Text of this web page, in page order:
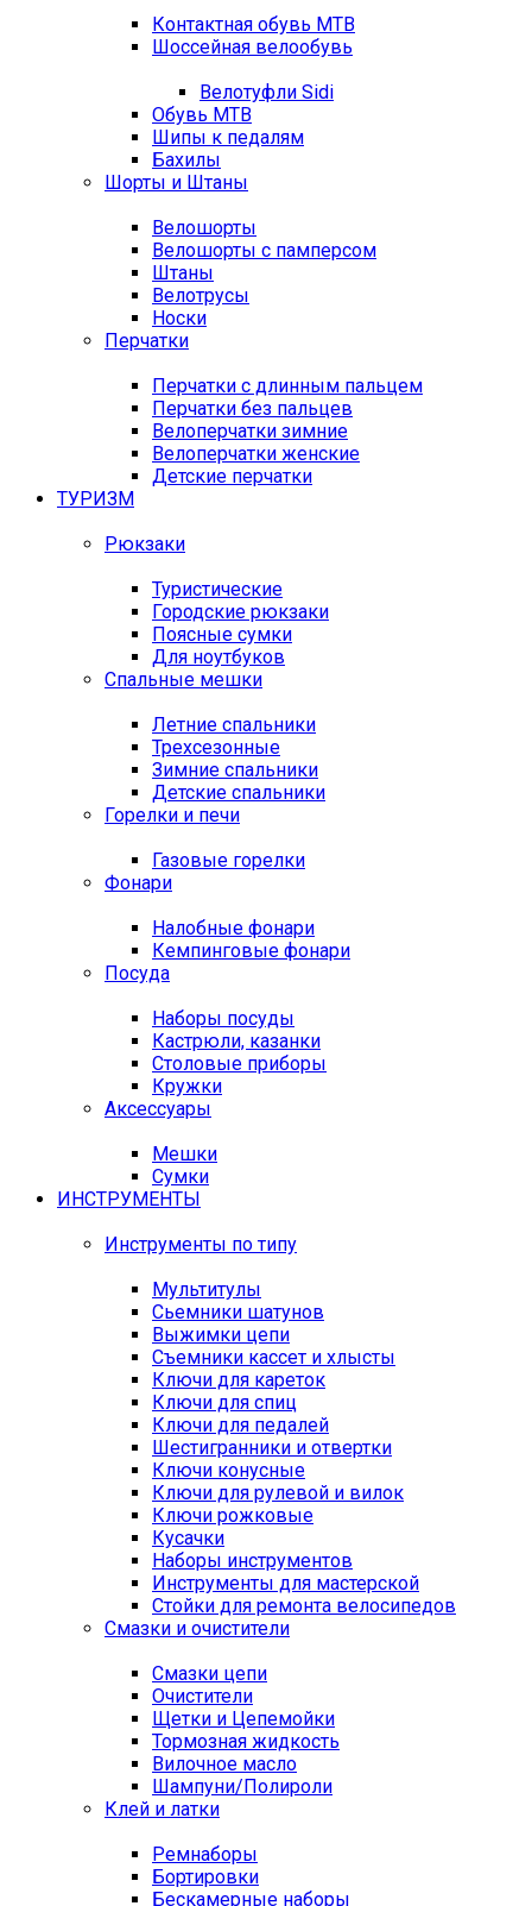
Контактная обувь MTB
Шоссейная велообувь
Велотуфли Sidi
Обувь MTB
Шипы к педалям
Бахилы
Шорты и Штаны
Велошорты
Велошорты с памперсом
Штаны
Велотрусы
Носки
Перчатки
Перчатки с длинным пальцем
Перчатки без пальцев
Велоперчатки зимние
Велоперчатки женские
Детские перчатки
ТУРИЗМ
Рюкзаки
Туристические
Городские рюкзаки
Поясные сумки
Для ноутбуков
Спальные мешки
Летние спальники
Трехсезонные
Зимние спальники
Детские спальники
Горелки и печи
Газовые горелки
Фонари
Налобные фонари
Кемпинговые фонари
Посуда
Наборы посуды
Кастрюли, казанки
Столовые приборы
Кружки
Аксессуары
Мешки
Сумки
ИНСТРУМЕНТЫ
Инструменты по типу
Мультитулы
Сьемники шатунов
Выжимки цепи
Съемники кассет и хлысты
Ключи для кареток
Ключи для спиц
Ключи для педалей
Шестигранники и отвертки
Ключи конусные
Ключи для рулевой и вилок
Ключи рожковые
Кусачки
Наборы инструментов
Инструменты для мастерской
Стойки для ремонта велосипедов
Смазки и очистители
Смазки цепи
Очистители
Щетки и Цепемойки
Тормозная жидкость
Вилочное масло
Шампуни/Полироли
Клей и латки
Ремнаборы
Бортировки
Бескамерные наборы